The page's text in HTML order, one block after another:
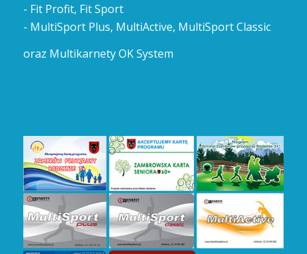
- Fit Profit, Fit Sport
- MultiSport Plus, MultiActive, MultiSport Classic
oraz Multikarnety OK System